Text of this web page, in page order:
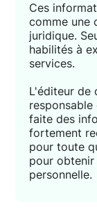
Ces
comme une
juridique.
habilités à
services.
L'éditeur de
faite des
fortement
pour toute
pour
personnelle.